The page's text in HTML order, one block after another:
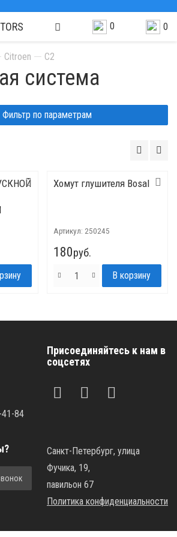
0 0
Citroen C2
система
Фильтр по параметрам
Хомут глушителя Bosal
Артикул: 250245
180руб.
41-84
Присоединяйтесь к нам в
соцсетях
Санкт-Петербург, улица
Фучика, 19,
павильон 67
Политика конфиденциальности